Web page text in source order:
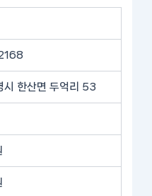
시 한산면 두억리 53